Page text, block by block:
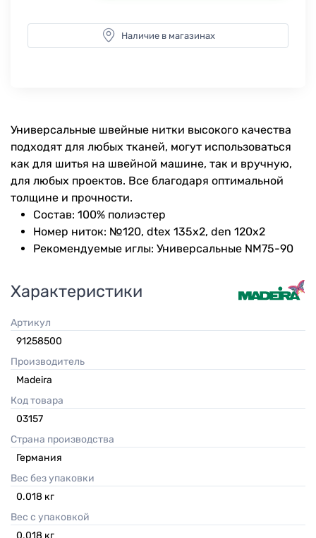
Наличие в магазинах
Универсальные швейные нитки высокого качества
подходят для любых тканей, могут использоваться
как для шитья на швейной машине, так и вручную,
для любых проектов. Все благодаря оптимальной
толщине и прочности.
Состав: 100% полиэстер
Номер ниток: №120, dtex 135x2, den 120x2
Рекомендуемые иглы: Универсальные NM75-90
Характеристики
Артикул
91258500
Производитель
Madeira
Код товара
03157
Страна производства
Германия
Вес без упаковки
0.018 кг
Вес с упаковкой